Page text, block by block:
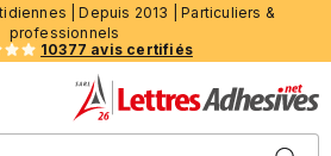
| Depuis 2013 | Particuliers &
professionnels
10377 avis certifiés
navigation